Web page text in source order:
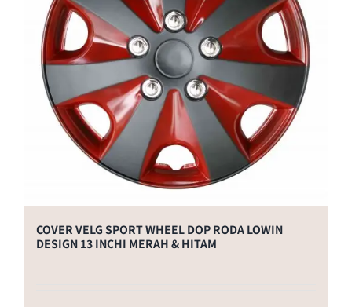
COVER VELG SPORT WHEEL DOP RODA LOWIN
DESIGN 13 INCHI MERAH & HITAM